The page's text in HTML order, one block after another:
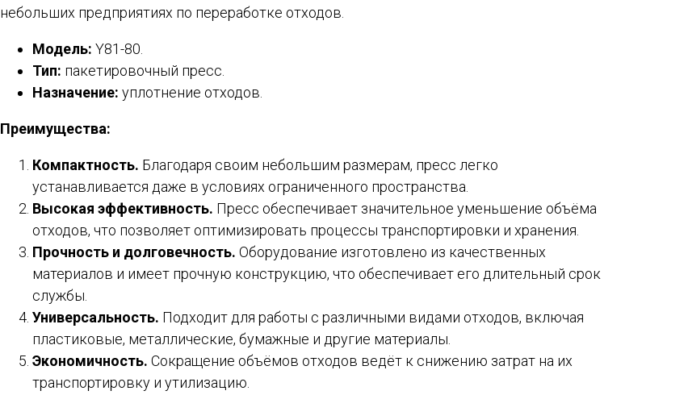
небольших предприятиях по переработке отходов.
Модель: Y81-80.
Тип: пакетировочный пресс.
Назначение: уплотнение отходов.
Преимущества:
Компактность. Благодаря своим небольшим размерам, пресс легко
устанавливается даже в условиях ограниченного пространства.
Высокая эффективность. Пресс обеспечивает значительное уменьшение объёма
отходов, что позволяет оптимизировать процессы транспортировки и хранения.
Прочность и долговечность. Оборудование изготовлено из качественных
материалов и имеет прочную конструкцию, что обеспечивает его длительный срок
службы.
Универсальность. Подходит для работы с различными видами отходов, включая
пластиковые, металлические, бумажные и другие материалы.
Экономичность. Сокращение объёмов отходов ведёт к снижению затрат на их
транспортировку и утилизацию.